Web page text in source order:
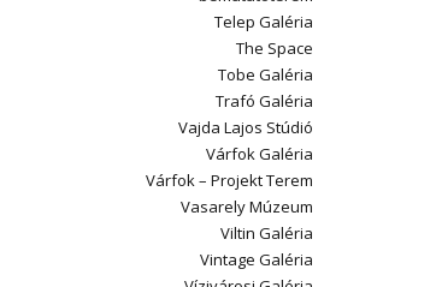
Telep Galéria
The Space
Tobe Galéria
Trafó Galéria
Vajda Lajos Stúdió
Várfok Galéria
Várfok – Projekt Terem
Vasarely Múzeum
Viltin Galéria
Vintage Galéria